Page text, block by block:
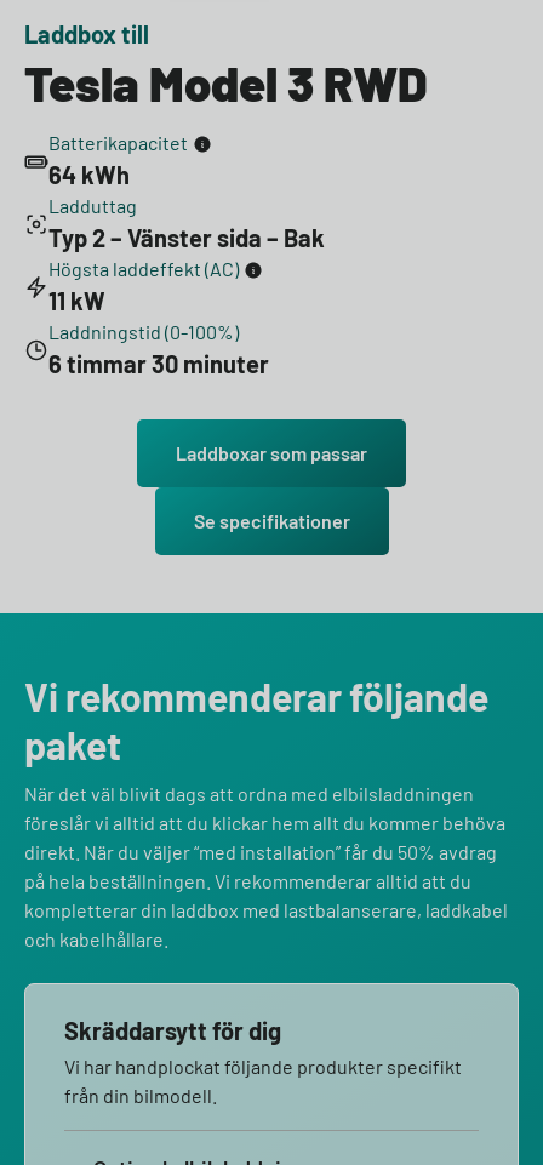
Laddbox till
Tesla Model 3 RWD
Batterikapacitet
64 kWh
Ladduttag
Typ 2 – Vänster sida – Bak
Högsta laddeffekt (AC)
11 kW
Laddningstid (0-100%)
6 timmar 30 minuter
Laddboxar som passar
Se specifikationer
Vi rekommenderar följande
paket
När det väl blivit dags att ordna med elbilsladdningen
föreslår vi alltid att du klickar hem allt du kommer behöva
direkt. När du väljer “med installation” får du 50% avdrag
på hela beställningen. Vi rekommenderar alltid att du
kompletterar din laddbox med lastbalanserare, laddkabel
och kabelhållare.
Skräddarsytt för dig
Vi har handplockat följande produkter specifikt
från din bilmodell.